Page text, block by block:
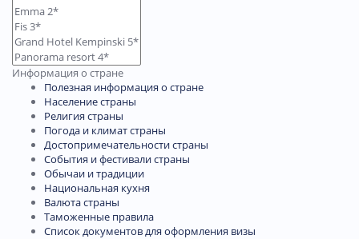
Информация о стране
Полезная информация о стране
Население страны
Религия страны
Погода и климат страны
Достопримечательности страны
События и фестивали страны
Обычаи и традиции
Национальная кухня
Валюта страны
Таможенные правила
Список документов для оформления визы